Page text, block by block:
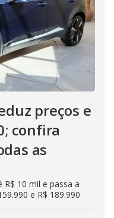
preços e
confira
as
R$ 10 mil e passa a
e R$ 189.990